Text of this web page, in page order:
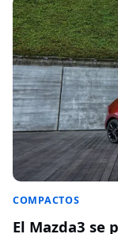
COMPACTOS
El Mazda3 se